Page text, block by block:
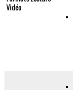
Vidéo